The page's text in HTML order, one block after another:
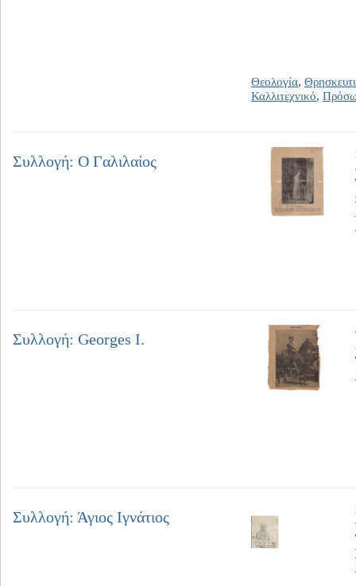
Θεολογία,
Καλλιτεχνικό,
Συλλογή: Ο Γαλιλαίος
Συλλογή: Georges I.
Συλλογή: Άγιος Ιγνάτιος